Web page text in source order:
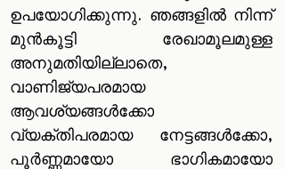
ഉപയോഗിക്കുന്നു. ഞങ്ങളിൽ നിന്ന്
മുൻ‌കൂട്ടി രേഖാമൂലമുള്ള
അനുമതിയില്ലാതെ,
വാണിജ്യപരമായ
ആവശ്യങ്ങൾക്കോ
വ്യക്തിപരമായ നേട്ടങ്ങൾക്കോ,
പൂർണ്ണമായോ ഭാഗികമായോ